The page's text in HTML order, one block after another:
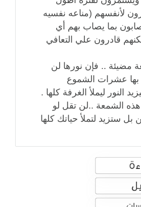
لأنفسهم (مناعه نفسيه
بما يصاب بهم أي
قادرون علي التعافي
مضيئة .. فإن نورها لن
عشرات الشموع
النور ليملأ الغرفة كلها .
هذه الشمعة ..لن تقل لو
بل ستزيد لتملأ حياتك كلها